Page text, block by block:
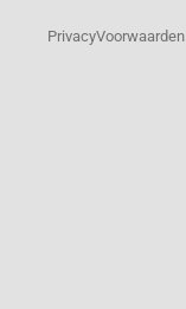
PrivacyVoorwaarden